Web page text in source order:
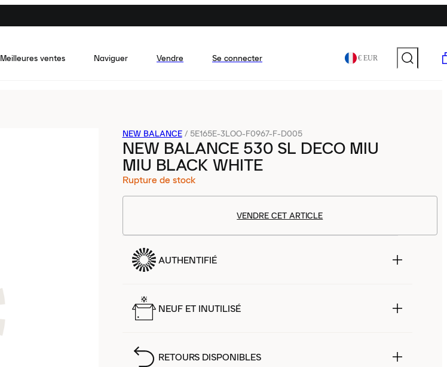
Meilleures ventes Naviguer Vendre Se connecter € EUR
NEW BALANCE / 5E165E-3LOO-F0967-F-D005
NEW BALANCE 530 SL DECO MIU
MIU BLACK WHITE
Rupture de stock
VENDRE CET ARTICLE
AUTHENTIFIÉ
NEUF ET INUTILISÉ
RETOURS DISPONIBLES